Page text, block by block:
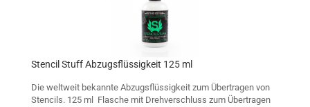
Stencil Stuff Abzugsflüssigkeit 125 ml
Die weltweit bekannte Abzugsflüssigkeit zum Übertragen von
Stencils. 125 ml Flasche mit Drehverschluss zum Übertragen